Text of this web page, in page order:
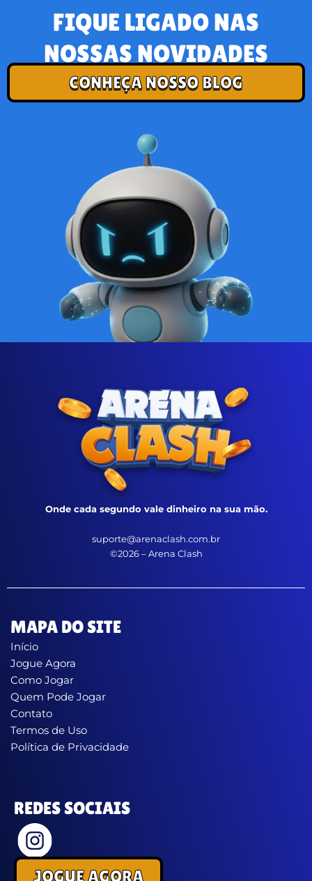
FIQUE LIGADO NAS
NOSSAS NOVIDADES
CONHEÇA NOSSO BLOG
Onde cada segundo vale dinheiro na sua mão.
suporte@arenaclash.com.br
©2026 – Arena Clash
MAPA DO SITE
Início
Jogue Agora
Como Jogar
Quem Pode Jogar
Contato
Termos de Uso
Política de Privacidade
REDES SOCIAIS
JOGUE AGORA